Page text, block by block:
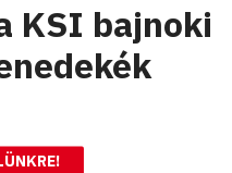
KSI bajnoki